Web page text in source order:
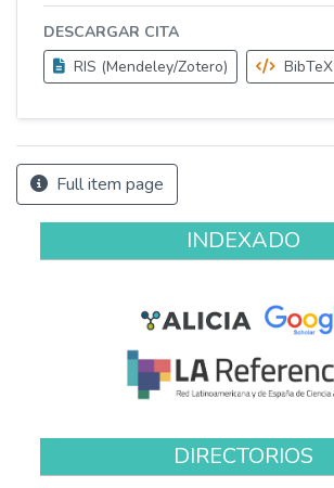
DESCARGAR CITA
RIS (Mendeley/Zotero)
BibTeX
Full item page
INDEXADO
DIRECTORIOS